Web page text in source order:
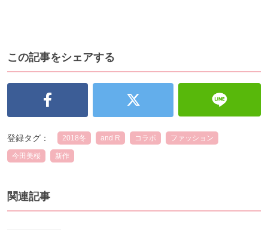
この記事をシェアする
登録タグ： 2018冬 and R コラボ ファッション
今田美桜 新作
関連記事